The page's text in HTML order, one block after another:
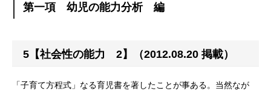
第一項 幼児の能力分析 編
5【社会性の能力 2】（2012.08.20 掲載）
「子育て方程式」なる育児書を著したことが事ある。当然なが